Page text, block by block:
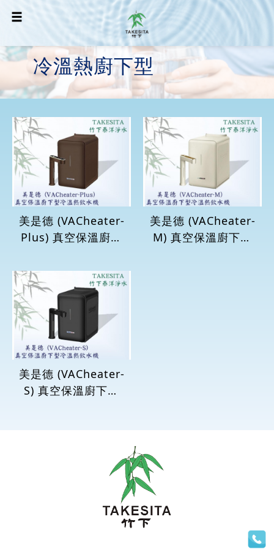
冷溫熱廚下型
美是德 (VACheater-
Plus) 真空保溫廚下
美是德 (VACheater-
M) 真空保溫廚下型
美是德 (VACheater-
S) 真空保溫廚下型